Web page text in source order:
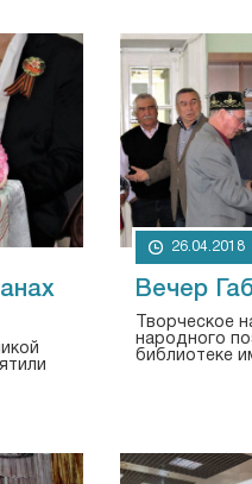
26.04.2018
Вечер
Творческое
народного
библиотеке